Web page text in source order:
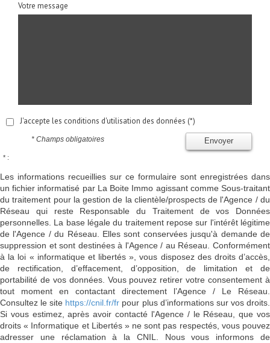
Votre message
J'accepte les conditions d'utilisation des données (*)
Envoyer
* Champs obligatoires
* :
Les informations recueillies sur ce formulaire sont enregistrées dans
un fichier informatisé par La Boite Immo agissant comme Sous-traitant
du traitement pour la gestion de la clientèle/prospects de l'Agence / du
Réseau qui reste Responsable du Traitement de vos Données
personnelles. La base légale du traitement repose sur l'intérêt légitime
de l'Agence / du Réseau. Elles sont conservées jusqu'à demande de
suppression et sont destinées à l'Agence / au Réseau. Conformément
à la loi « informatique et libertés », vous disposez des droits d’accès,
de rectification, d’effacement, d’opposition, de limitation et de
portabilité de vos données. Vous pouvez retirer votre consentement à
tout moment en contactant directement l’Agence / Le Réseau.
Consultez le site https://cnil.fr/fr pour plus d’informations sur vos droits.
Si vous estimez, après avoir contacté l'Agence / le Réseau, que vos
droits « Informatique et Libertés » ne sont pas respectés, vous pouvez
adresser une réclamation à la CNIL. Nous vous informons de